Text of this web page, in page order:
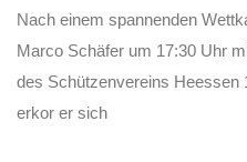
Nach einem spannenden
Marco Schäfer um 17:30 Uhr
des Schützenvereins Heessen
erkor er sich